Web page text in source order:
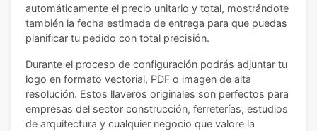
automáticamente el precio unitario y total, mostrándote
también la fecha estimada de entrega para que puedas
planificar tu pedido con total precisión.
Durante el proceso de configuración podrás adjuntar tu
logo en formato vectorial, PDF o imagen de alta
resolución. Estos llaveros originales son perfectos para
empresas del sector construcción, ferreterías, estudios
de arquitectura y cualquier negocio que valore la